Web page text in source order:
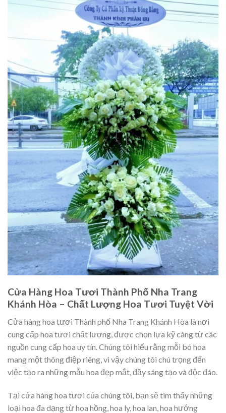
Cửa Hàng Hoa Tươi Thành Phố Nha Trang
Khánh Hòa – Chất Lượng Hoa Tươi Tuyệt Vời
Cửa hàng hoa tươi Thành phố Nha Trang Khánh Hòa là nơi
cung cấp hoa tươi chất lượng, được chọn lựa kỹ càng từ các
nguồn cung cấp hoa uy tín. Chúng tôi hiểu rằng mỗi bó hoa
mang một thông điệp riêng, vì vậy chúng tôi chú trọng đến
việc tạo ra những mẫu hoa đẹp mắt, đầy sáng tạo và độc đáo.
Tại cửa hàng hoa tươi của chúng tôi, bạn sẽ tìm thấy những
loại hoa đa dạng từ hoa hồng, hoa ly, hoa lan, hoa hướng